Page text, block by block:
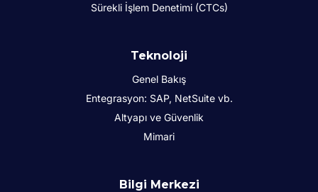
Sürekli İşlem Denetimi (CTCs)
Teknoloji
Genel Bakış
Entegrasyon: SAP, NetSuite vb.
Altyapı ve Güvenlik
Mimari
Bilgi Merkezi